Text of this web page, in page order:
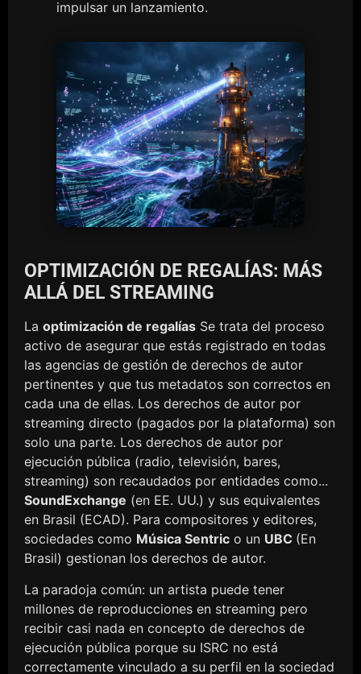
impulsar un lanzamiento.
OPTIMIZACIÓN DE REGALÍAS: MÁS
ALLÁ DEL STREAMING
La optimización de regalías Se trata del proceso
activo de asegurar que estás registrado en todas
las agencias de gestión de derechos de autor
pertinentes y que tus metadatos son correctos en
cada una de ellas. Los derechos de autor por
streaming directo (pagados por la plataforma) son
solo una parte. Los derechos de autor por
ejecución pública (radio, televisión, bares,
streaming) son recaudados por entidades como...
SoundExchange (en EE. UU.) y sus equivalentes
en Brasil (ECAD). Para compositores y editores,
sociedades como Música Sentric o un UBC (En
Brasil) gestionan los derechos de autor.
La paradoja común: un artista puede tener
millones de reproducciones en streaming pero
recibir casi nada en concepto de derechos de
ejecución pública porque su ISRC no está
correctamente vinculado a su perfil en la sociedad